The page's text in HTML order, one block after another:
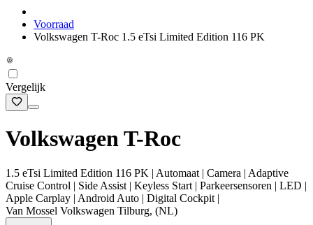
Voorraad
Volkswagen T-Roc 1.5 eTsi Limited Edition 116 PK
Vergelijk
Volkswagen T-Roc
1.5 eTsi Limited Edition 116 PK | Automaat | Camera | Adaptive
Cruise Control | Side Assist | Keyless Start | Parkeersensoren | LED |
Apple Carplay | Android Auto | Digital Cockpit |
Van Mossel Volkswagen Tilburg, (NL)